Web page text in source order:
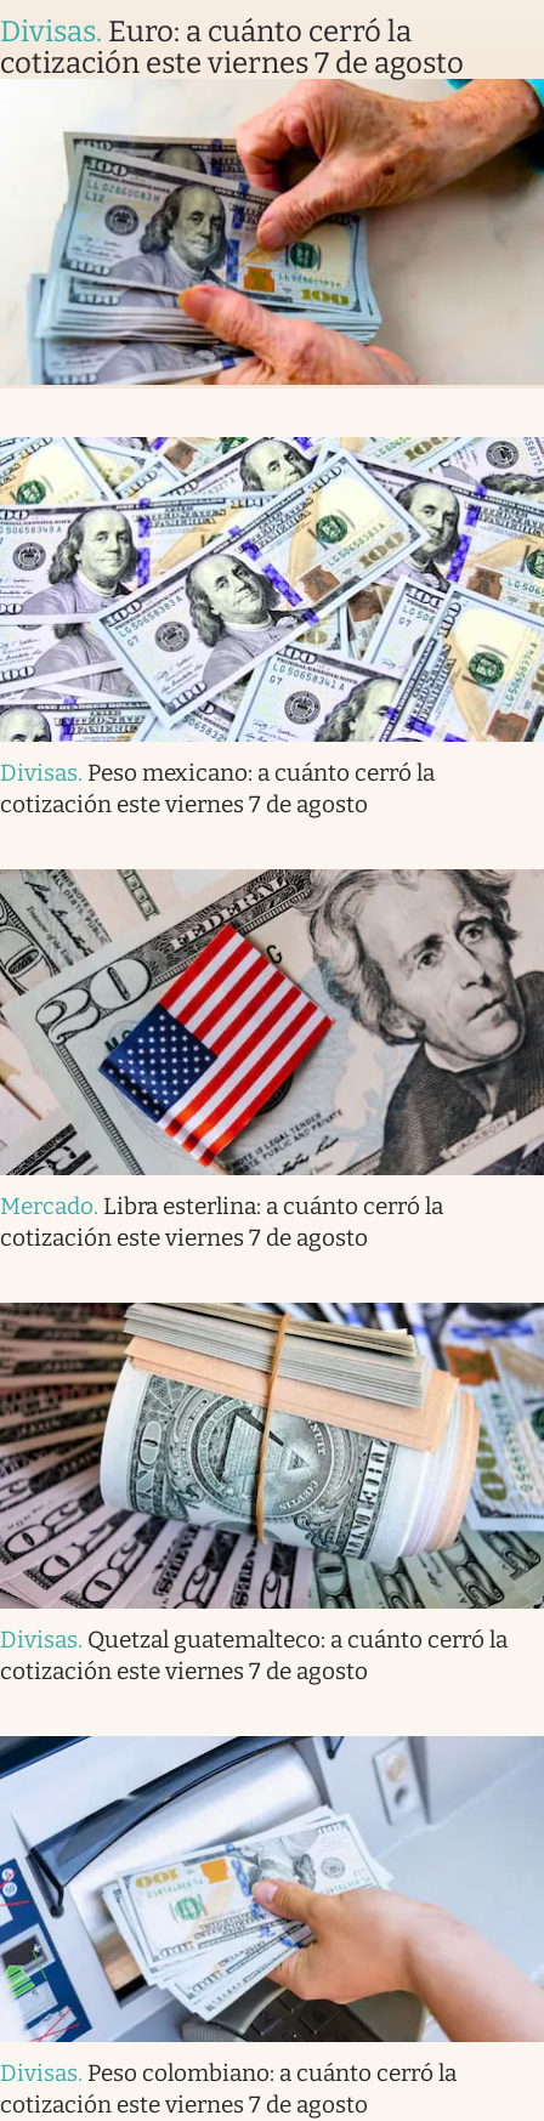
Divisas. Euro: a cuánto cerró la
cotización este viernes 7 de agosto
Divisas. Peso mexicano: a cuánto cerró la
cotización este viernes 7 de agosto
Mercado. Libra esterlina: a cuánto cerró la
cotización este viernes 7 de agosto
Divisas. Quetzal guatemalteco: a cuánto cerró la
cotización este viernes 7 de agosto
Divisas. Peso colombiano: a cuánto cerró la
cotización este viernes 7 de agosto